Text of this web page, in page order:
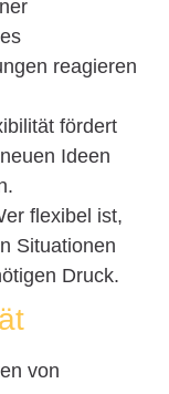
reagieren
fördert
Ideen
flexibel ist,
Situationen
Druck.
von